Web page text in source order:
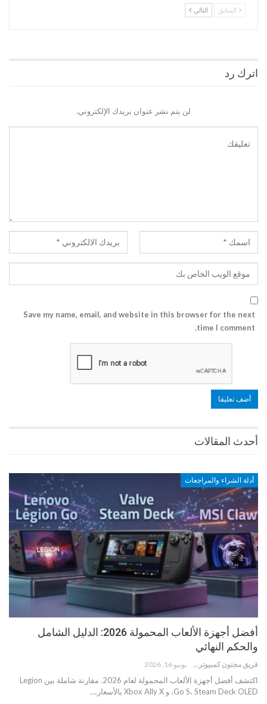
السابق التالي
اترك رد
لن يتم نشر عنوان بريدك الإلكتروني.
Save my name, email, and website in this browser for the next
time I comment.
أحدث المقالات
أدلة الشراء والمراجعات
أفضل أجهزة الألعاب المحمولة 2026: الدليل الشامل
والحكم النهائي
فريق مجنون كمبيوتر يونيو 16, 2026
اكتشف أفضل أجهزة الألعاب المحمولة لعام 2026. مقارنة شاملة بين Legion
Go S، Steam Deck OLED، و Xbox Ally X بالأسعار.…